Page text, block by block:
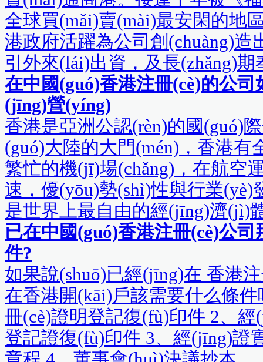
全球買(mǎi)賣(mài)最安閑的地
港政府活躍為公司創(chuàng)造
引外來(lái)出資，及長(zhǎng)期
在中國(guó)香港注冊(cè)的公
(jīng)營(yíng)
香港是亞洲公認(rèn)的國(guó)
(guó)大陸的大門(mén)，香港
繁忙的機(jī)場(chǎng)，在航空
速，優(yōu)勢(shì)性與行業(yè)
是世界上最自由的經(jīng)濟(jì)
已在中國(guó)香港注冊(cè)公
件?
如果說(shuō)已經(jīng)在 香港
在香港開(kāi)戶該需要什么條
冊(cè)證明登記復(fù)印件 2
登記證復(fù)印件 3、經(jīng)證